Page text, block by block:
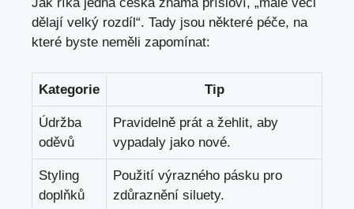
dělají velký rozdíl“. Tady jsou některé péče, na
které byste neměli zapomínat:
Kategorie Tip
Údržba
oděvů
Pravidelně prát a žehlit, aby
vypadaly jako nové.
Styling
doplňků
Použití výrazného pásku pro
zdůraznění siluety.